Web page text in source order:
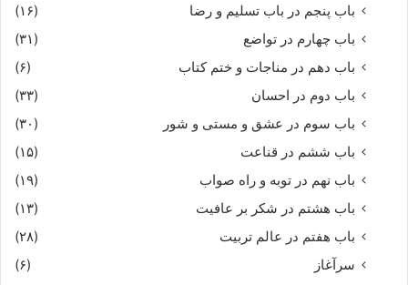
باب پنجم در باب تسلیم و رضا
(۱۶)
باب چهارم در تواضع
(۳۱)
باب دهم در مناجات و ختم کتاب
(۶)
باب دوم در احسان
(۳۳)
باب سوم در عشق و مستی و شور
(۳۰)
باب ششم در قناعت
(۱۵)
باب نهم در توبه و راه صواب
(۱۹)
باب هشتم در شکر بر عافیت
(۱۳)
باب هفتم در عالم تربیت
(۲۸)
سرآغاز
(۶)